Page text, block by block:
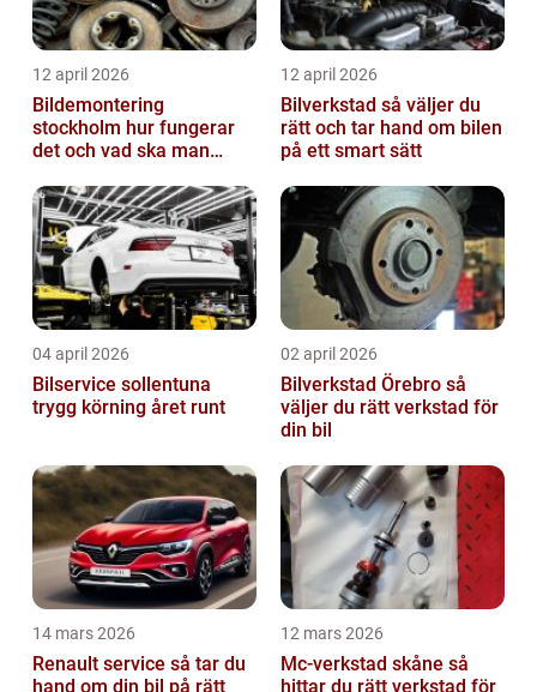
12 april 2026
Bildemontering
stockholm hur fungerar
det och vad ska man
12 april 2026
Bilverkstad så väljer du
rätt och tar hand om bilen
på ett smart sätt
04 april 2026
Bilservice sollentuna
trygg körning året runt
02 april 2026
Bilverkstad Örebro så
väljer du rätt verkstad för
din bil
14 mars 2026
Renault service så tar du
hand om din bil på rätt
12 mars 2026
Mc-verkstad skåne så
hittar du rätt verkstad för